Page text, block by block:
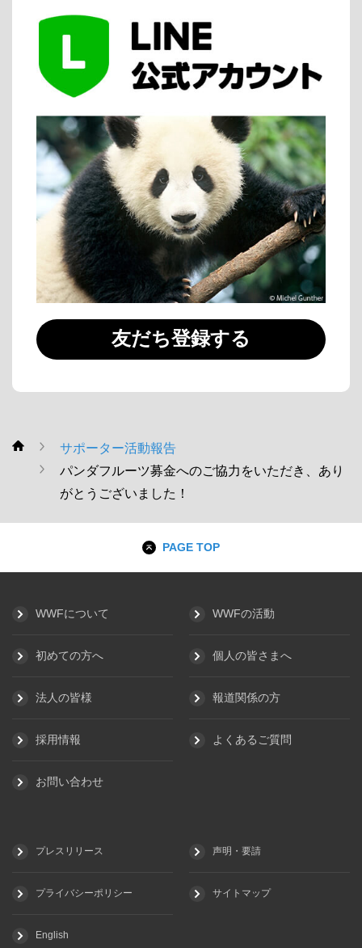
友だち登録する
WWF
サポーター活動報告
パンダフルーツ募金へのご協力をいただき、あり
がとうございました！
PAGE TOP
WWFについて WWFの活動
初めての方へ 個人の皆さまへ
法人の皆様 報道関係の方
採用情報 よくあるご質問
お問い合わせ
プレスリリース 声明・要請
プライバシーポリシー サイトマップ
English